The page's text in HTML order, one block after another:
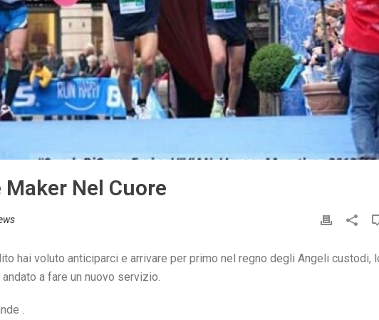
Nel Cuore
hai voluto anticiparci e arrivare per primo nel regno degli Angeli custodi,
a fare un nuovo servizio.
.